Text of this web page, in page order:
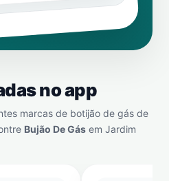
no app
marcas de botijão de gás de
Bujão De Gás em Jardim